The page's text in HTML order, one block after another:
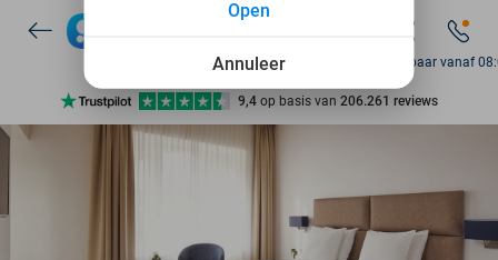
7 dagen per week beschikbaar
10+ miljoen leden
9,4 op basis van 206.261 reviews
Ontdek 15.000+ deals
10+ miljoen leden
Bereikbaar vanaf
Annuleer
Open